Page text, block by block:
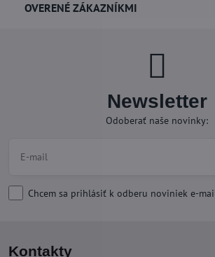
OVERENÉ ZÁKAZNÍKMI
Newsletter
Odoberať naše novinky:
Chcem sa prihlásiť k odberu noviniek e-
Kontakty